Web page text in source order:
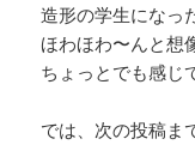
造形の学生になっ
ほわほわ〜んと想
ちょっとでも感じ
では、次の投稿ま